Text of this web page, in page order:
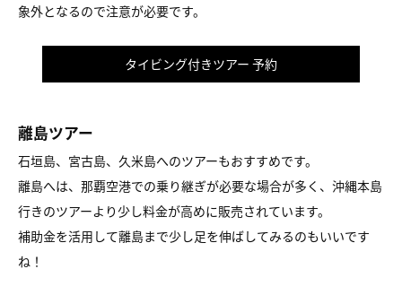
象外となるので注意が必要です。
タイビング付きツアー 予約
離島ツアー
石垣島、宮古島、久米島へのツアーもおすすめです。
離島へは、那覇空港での乗り継ぎが必要な場合が多く、沖縄本島
行きのツアーより少し料金が高めに販売されています。
補助金を活用して離島まで少し足を伸ばしてみるのもいいです
ね！